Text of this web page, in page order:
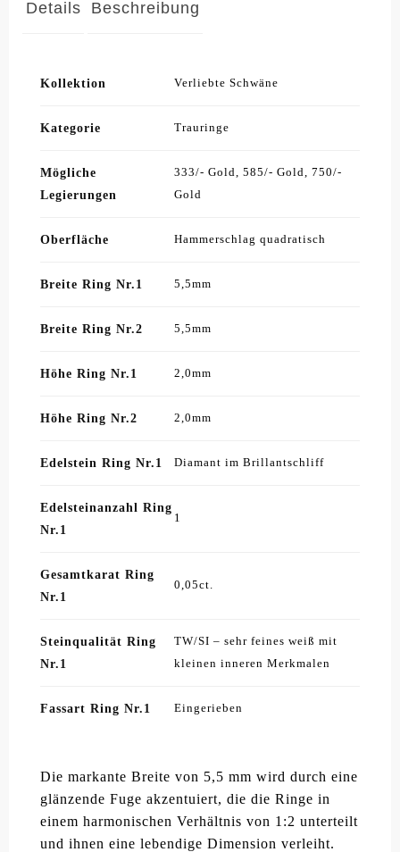
Details Beschreibung
Kollektion Verliebte Schwäne
Kategorie Trauringe
Mögliche
Legierungen
333/- Gold, 585/- Gold, 750/-
Gold
Oberfläche Hammerschlag quadratisch
Breite Ring Nr.1 5,5mm
Breite Ring Nr.2 5,5mm
Höhe Ring Nr.1 2,0mm
Höhe Ring Nr.2 2,0mm
Edelstein Ring Nr.1 Diamant im Brillantschliff
Edelsteinanzahl Ring
Nr.1
1
Gesamtkarat Ring
Nr.1
0,05ct.
Steinqualität Ring
Nr.1
TW/SI – sehr feines weiß mit
kleinen inneren Merkmalen
Fassart Ring Nr.1 Eingerieben
Die markante Breite von 5,5 mm wird durch eine
glänzende Fuge akzentuiert, die die Ringe in
einem harmonischen Verhältnis von 1:2 unterteilt
und ihnen eine lebendige Dimension verleiht.